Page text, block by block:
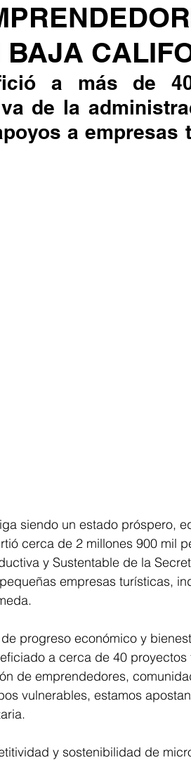
BAJA
a más de
de la
a empresas
siendo un estado próspero,
cerca de 2 millones 900 mil
y Sustentable de la
empresas turísticas,
progreso económico y
a cerca de 40 proyectos
de emprendedores,
vulnerables, estamos
y sostenibilidad de